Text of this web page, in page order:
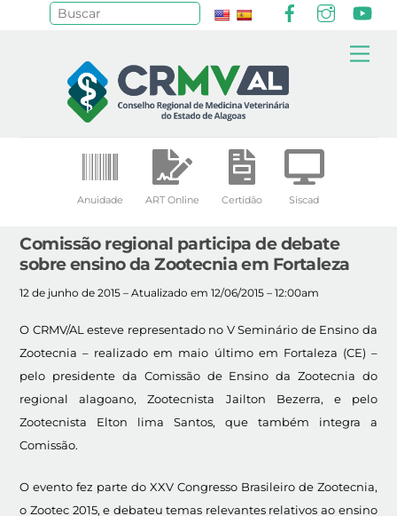
Anuidade ART Online Certidão Siscad
Comissão regional participa de debate
sobre ensino da Zootecnia em Fortaleza
12 de junho de 2015 – Atualizado em 12/06/2015 – 12:00am
O CRMV/AL esteve representado no V Seminário de Ensino da
Zootecnia – realizado em maio último em Fortaleza (CE) –
pelo presidente da Comissão de Ensino da Zootecnia do
regional alagoano, Zootecnista Jailton Bezerra, e pelo
Zootecnista Elton lima Santos, que também integra a
Comissão.
O evento fez parte do XXV Congresso Brasileiro de Zootecnia,
o Zootec 2015, e debateu temas relevantes relativos ao ensino